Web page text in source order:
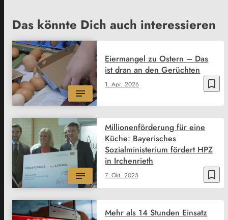
Das könnte Dich auch interessieren
bookmark_border
1. Apr. 2026
Eiermangel zu Ostern – Das
ist dran an den Gerüchten
bookmark_border
7. Okt. 2025
Millionenförderung für eine
Küche: Bayerisches
Sozialministerium fördert HPZ
in Irchenrieth
Mehr als 14 Stunden Einsatz